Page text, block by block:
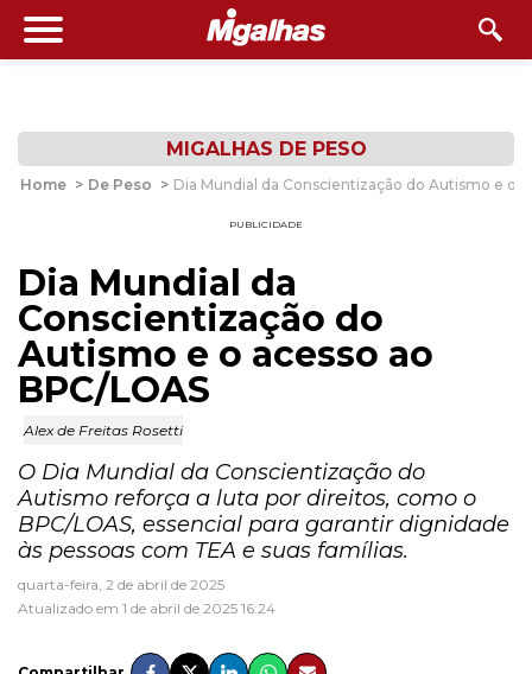
MIGALHAS DE PESO
Home > De Peso > Dia Mundial da Conscientização do Autismo e o
PUBLICIDADE
Dia Mundial da
Conscientização do
Autismo e o acesso ao
BPC/LOAS
Alex de Freitas Rosetti
O Dia Mundial da Conscientização do
Autismo reforça a luta por direitos, como o
BPC/LOAS, essencial para garantir dignidade
às pessoas com TEA e suas famílias.
quarta-feira, 2 de abril de 2025
Atualizado em 1 de abril de 2025 16:24